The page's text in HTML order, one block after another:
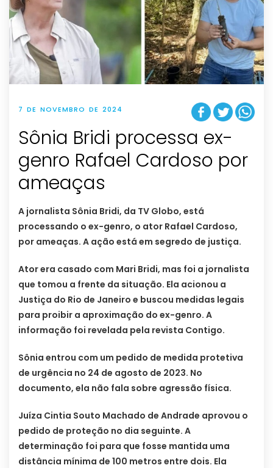
7 DE NOVEMBRO DE 2024
Sônia Bridi processa ex-
genro Rafael Cardoso por
ameaças
A jornalista Sônia Bridi, da TV Globo, está
processando o ex-genro, o ator Rafael Cardoso,
por ameaças. A ação está em segredo de justiça.
Ator era casado com Mari Bridi, mas foi a jornalista
que tomou a frente da situação. Ela acionou a
Justiça do Rio de Janeiro e buscou medidas legais
para proibir a aproximação do ex-genro. A
informação foi revelada pela revista Contigo.
Sônia entrou com um pedido de medida protetiva
de urgência no 24 de agosto de 2023. No
documento, ela não fala sobre agressão física.
Juíza Cintia Souto Machado de Andrade aprovou o
pedido de proteção no dia seguinte. A
determinação foi para que fosse mantida uma
distância mínima de 100 metros entre dois. Ela